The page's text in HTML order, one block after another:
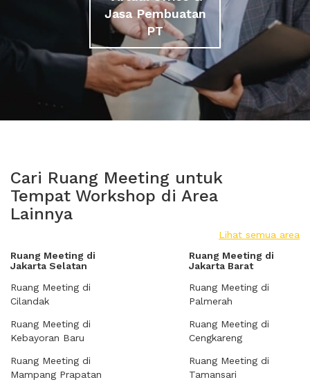
Jasa Pembuatan
PT
Cari Ruang Meeting untuk
Tempat Workshop di Area
Lainnya
Lihat semua area
Ruang Meeting di
Jakarta Selatan
Ruang Meeting di
Cilandak
Ruang Meeting di
Kebayoran Baru
Ruang Meeting di
Mampang Prapatan
Ruang Meeting di
Jakarta Barat
Ruang Meeting di
Palmerah
Ruang Meeting di
Cengkareng
Ruang Meeting di
Tamansari